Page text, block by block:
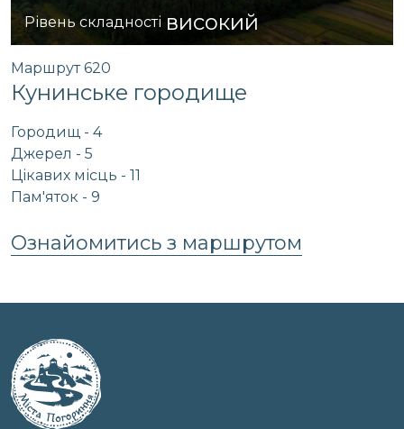
Рівень складності високий
Маршрут 620
Кунинське городище
Городищ - 4
Джерел - 5
Цікавих місць - 11
Пам'яток - 9
Ознайомитись з маршрутом